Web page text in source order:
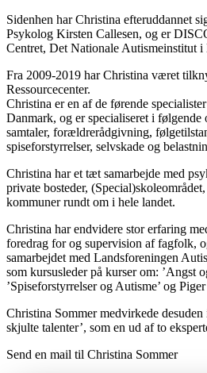
Sidenhen har Christina efteruddannet
Psykolog Kirsten Callesen, og er
Centret, Det Nationale Autismeinstitut i
Fra 2009-2019 har Christina været
Ressourcecenter.
Christina er en af de førende
Danmark, og er specialiseret i følgende
samtaler, forældrerådgivning,
spiseforstyrrelser, selvskade og
Christina har et tæt samarbejde med
private bosteder,
kommuner rundt om i hele landet.
Christina har endvidere stor erfaring
foredrag for og supervision af fagfolk,
samarbejdet med Landsforeningen
som kursusleder på kurser om: ’Angst
’Spiseforstyrrelser og Autisme’ og
Christina Sommer medvirkede
skjulte talenter’, som en ud af to
Send en mail til Christina Sommer